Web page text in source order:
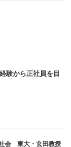
験から正社員を目
会 東大・玄田教授